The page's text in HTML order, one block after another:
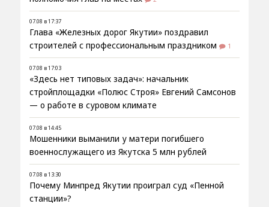
07.08 в 17:37
Глава «Железных дорог Якутии» поздравил
строителей с профессиональным праздником
1
07.08 в 17:03
«Здесь нет типовых задач»: начальник
стройплощадки «Полюс Строя» Евгений Самсонов
— о работе в суровом климате
07.08 в 14:45
Мошенники выманили у матери погибшего
военнослужащего из Якутска 5 млн рублей
07.08 в 13:30
Почему Минпред Якутии проиграл суд «Пенной
станции»?